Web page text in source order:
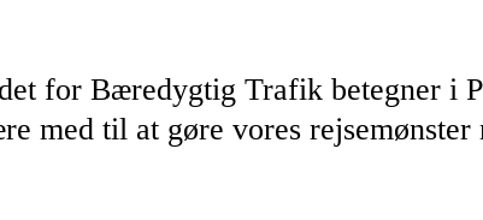
for Bæredygtig Trafik betegner i
med til at gøre vores